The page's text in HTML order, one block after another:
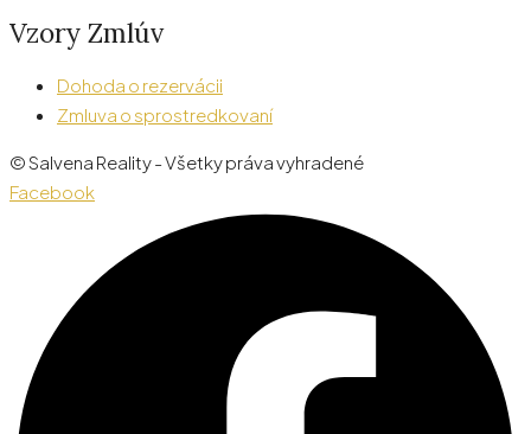
Vzory Zmlúv
Dohoda o rezervácii
Zmluva o sprostredkovaní
© Salvena Reality - Všetky práva vyhradené
Facebook